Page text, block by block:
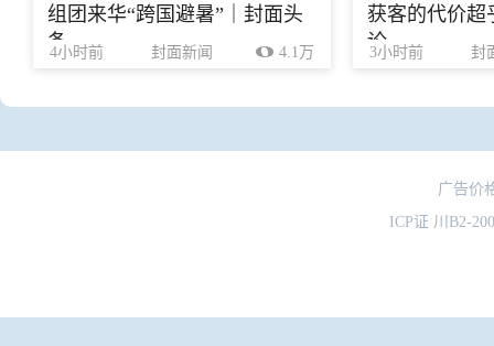
组团来华“跨国避暑”｜封面头
条
4小时前 封面新闻 4.1万
获客的代价超
论
3小时前 封
广告价
ICP证 川B2-